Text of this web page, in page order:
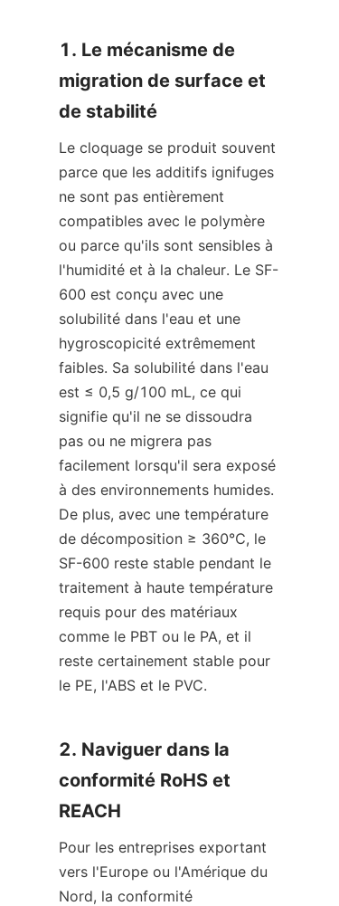
1. Le mécanisme de
migration de surface et
de stabilité
Le cloquage se produit souvent
parce que les additifs ignifuges
ne sont pas entièrement
compatibles avec le polymère
ou parce qu'ils sont sensibles à
l'humidité et à la chaleur. Le SF-
600 est conçu avec une
solubilité dans l'eau et une
hygroscopicité extrêmement
faibles. Sa solubilité dans l'eau
est ≤ 0,5 g/100 mL, ce qui
signifie qu'il ne se dissoudra
pas ou ne migrera pas
facilement lorsqu'il sera exposé
à des environnements humides.
De plus, avec une température
de décomposition ≥ 360℃, le
SF-600 reste stable pendant le
traitement à haute température
requis pour des matériaux
comme le PBT ou le PA, et il
reste certainement stable pour
le PE, l'ABS et le PVC.
2. Naviguer dans la
conformité RoHS et
REACH
Pour les entreprises exportant
vers l'Europe ou l'Amérique du
Nord, la conformité